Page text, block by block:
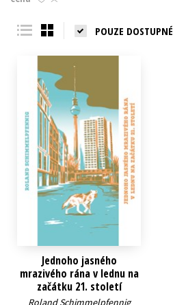
Young adult (SK)
POUZE DOSTUPNÉ
Jednoho jasného
mrazivého rána v lednu na
začátku 21. století
Roland Schimmelpfennig